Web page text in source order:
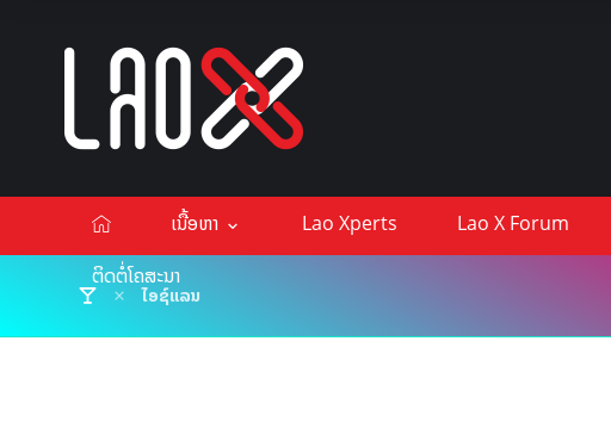
ເນື້ອຫາ Lao Xperts Lao X Forum
ຕິດຕໍ່ໂຄສະນາ
ໄອຊ໌ແລນ